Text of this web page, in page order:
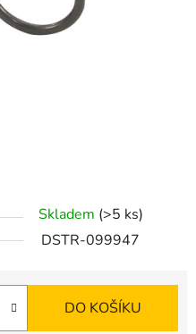
Skladem (>5 ks)
DSTR-099947
DO KOŠÍKU